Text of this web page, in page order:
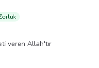
veren Allah'tır